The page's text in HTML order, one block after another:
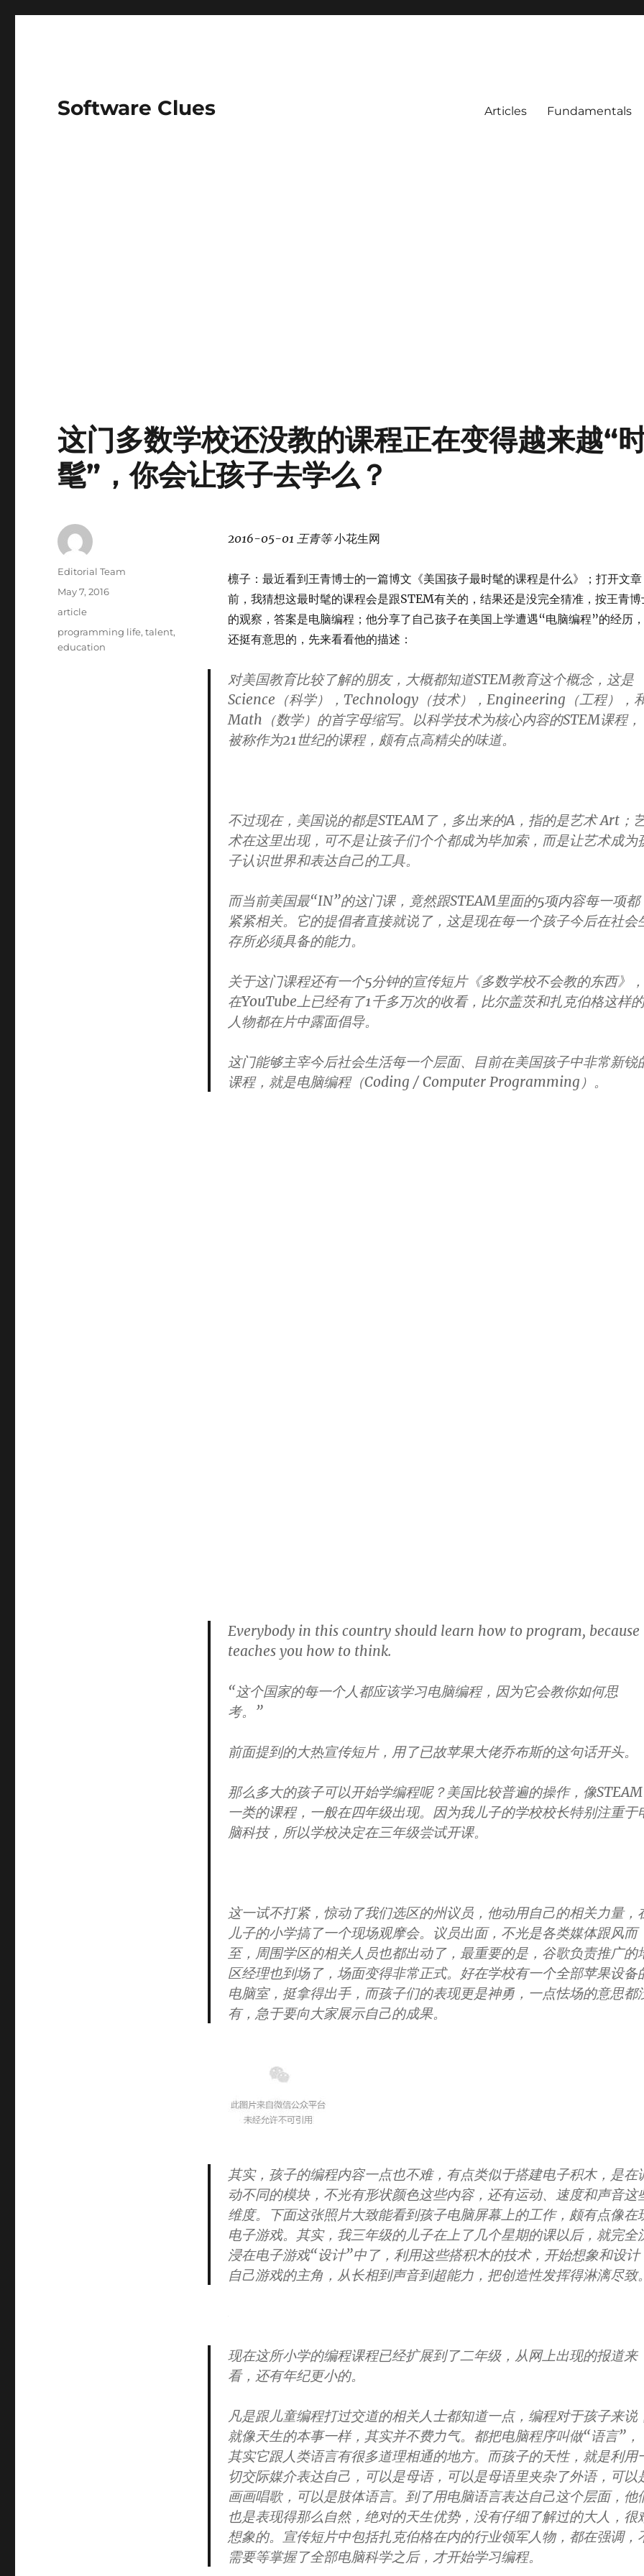
Software Clues Articles Fundamentals
这门多数学校还没教的课程正在变得越来越“
髦”，你会让孩子去学么？
2016-05-01 王青等 小花生网
檩子：最近看到王青博士的一篇博文《美国孩子最时髦的课程是什么》；打开文章
前，我猜想这最时髦的课程会是跟STEM有关的，结果还是没完全猜准，按王青博
的观察，答案是电脑编程；他分享了自己孩子在美国上学遭遇“电脑编程”的经历，
还挺有意思的，先来看看他的描述：
对美国教育比较了解的朋友，大概都知道STEM教育这个概念，这是
Science（科学），Technology（技术），Engineering（工程），
Math（数学）的首字母缩写。以科学技术为核心内容的STEM课程，
被称作为21世纪的课程，颇有点高精尖的味道。
不过现在，美国说的都是STEAM了，多出来的A，指的是艺术 Art；
术在这里出现，可不是让孩子们个个都成为毕加索，而是让艺术成为
子认识世界和表达自己的工具。
而当前美国最“IN”的这门课，竟然跟STEAM里面的5项内容每一项都
紧紧相关。它的提倡者直接就说了，这是现在每一个孩子今后在社会
存所必须具备的能力。
关于这门课程还有一个5分钟的宣传短片《多数学校不会教的东西》，
在YouTube上已经有了1千多万次的收看，比尔盖茨和扎克伯格这样的
人物都在片中露面倡导。
这门能够主宰今后社会生活每一个层面、目前在美国孩子中非常新锐
课程，就是电脑编程（Coding / Computer Programming）。
Everybody in this country should learn how to program,
teaches you how to think.
“这个国家的每一个人都应该学习电脑编程，因为它会教你如何思
考。”
前面提到的大热宣传短片，用了已故苹果大佬乔布斯的这句话开头。
那么多大的孩子可以开始学编程呢？美国比较普遍的操作，像STEAM
一类的课程，一般在四年级出现。因为我儿子的学校校长特别注重于
脑科技，所以学校决定在三年级尝试开课。
这一试不打紧，惊动了我们选区的州议员，他动用自己的相关力量，
儿子的小学搞了一个现场观摩会。议员出面，不光是各类媒体跟风而
至，周围学区的相关人员也都出动了，最重要的是，谷歌负责推广的
区经理也到场了，场面变得非常正式。好在学校有一个全部苹果设备
电脑室，挺拿得出手，而孩子们的表现更是神勇，一点怯场的意思都
有，急于要向大家展示自己的成果。
其实，孩子的编程内容一点也不难，有点类似于搭建电子积木，是在
动不同的模块，不光有形状颜色这些内容，还有运动、速度和声音这
维度。下面这张照片大致能看到孩子电脑屏幕上的工作，颇有点像在
电子游戏。其实，我三年级的儿子在上了几个星期的课以后，就完全
浸在电子游戏“设计”中了，利用这些搭积木的技术，开始想象和设计
自己游戏的主角，从长相到声音到超能力，把创造性发挥得淋漓尽致。
现在这所小学的编程课程已经扩展到了二年级，从网上出现的报道来
看，还有年纪更小的。
凡是跟儿童编程打过交道的相关人士都知道一点，编程对于孩子来说
就像天生的本事一样，其实并不费力气。都把电脑程序叫做“语言”，
其实它跟人类语言有很多道理相通的地方。而孩子的天性，就是利用
切交际媒介表达自己，可以是母语，可以是母语里夹杂了外语，可以
画画唱歌，可以是肢体语言。到了用电脑语言表达自己这个层面，他
也是表现得那么自然，绝对的天生优势，没有仔细了解过的大人，很
想象的。宣传短片中包括扎克伯格在内的行业领军人物，都在强调，
需要等掌握了全部电脑科学之后，才开始学习编程。
Author
Editorial Team
Posted
May 7, 2016
Categories
article
Tags
programming life,talent,
education